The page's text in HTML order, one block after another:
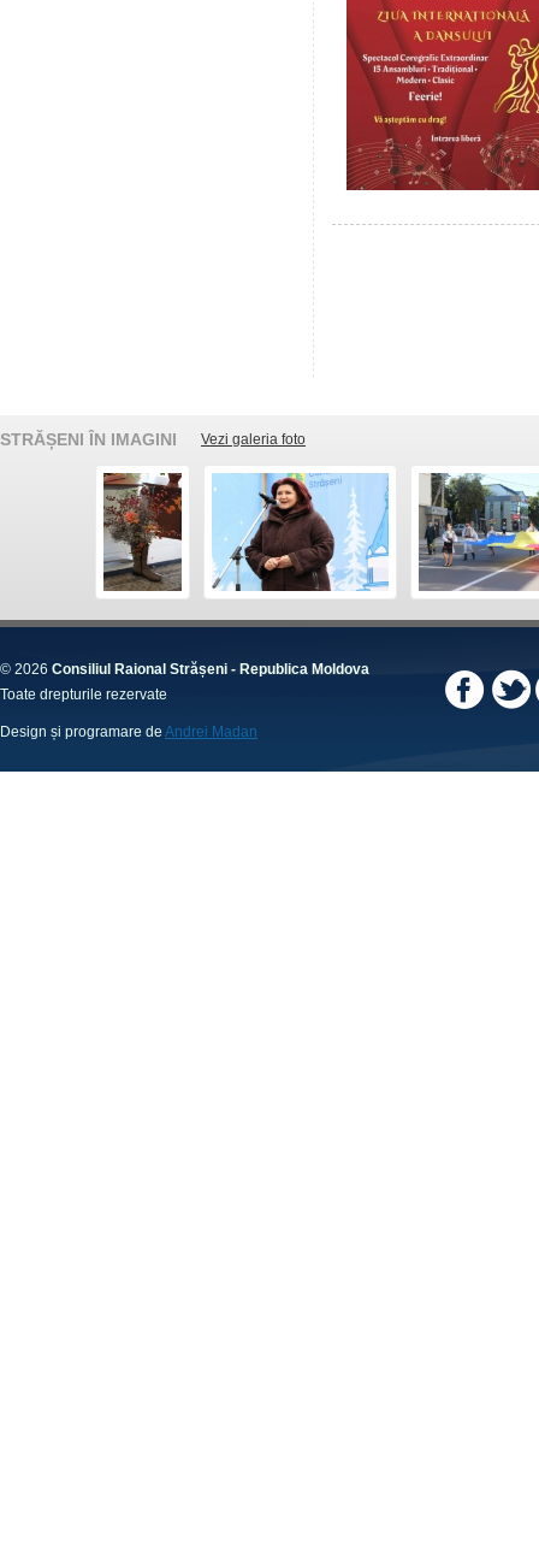
STRĂȘENI ÎN IMAGINI Vezi galeria foto
© 2026 Consiliul Raional Strășeni - Republica Moldova
Toate drepturile rezervate
Design și programare de Andrei Madan